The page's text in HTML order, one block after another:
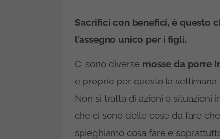
Sacrifici con benefici, è questo
l’assegno unico per i figli.
Ci sono diverse mosse da porre
e proprio per questo la
Non si tratta di azioni o situazioni
che ci sono delle cose da fare
spieghiamo cosa fare e